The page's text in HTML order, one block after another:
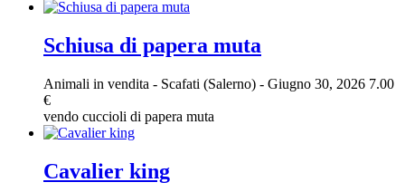
Schiusa di papera muta
Animali in vendita - Scafati (Salerno) - Giugno 30, 2026 7.00
€
vendo cuccioli di papera muta
Cavalier king